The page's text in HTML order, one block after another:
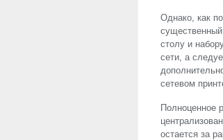
Однако, как
столу и
сети, а
сетевом
Полноценное
остается за